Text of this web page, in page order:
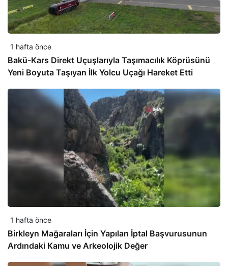
1 hafta önce
Bakü-Kars Direkt Uçuşlarıyla Taşımacılık Köprüsünü
Yeni Boyuta Taşıyan İlk Yolcu Uçağı Hareket Etti
1 hafta önce
Birkleyn Mağaraları İçin Yapılan İptal Başvurusunun
Ardındaki Kamu ve Arkeolojik Değer